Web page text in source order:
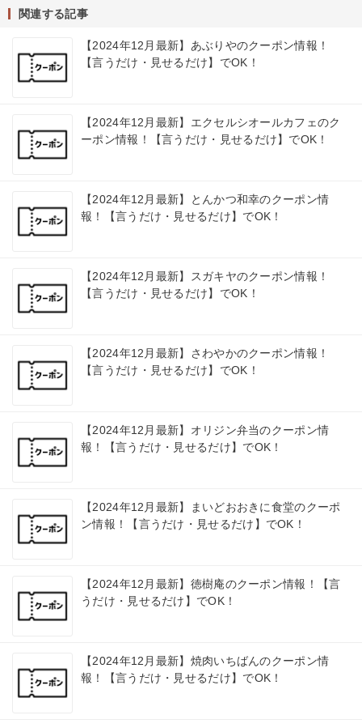
関連する記事
【2024年12月最新】あぶりやのクーポン情報！
【言うだけ・見せるだけ】でOK！
【2024年12月最新】エクセルシオールカフェのク
ーポン情報！【言うだけ・見せるだけ】でOK！
【2024年12月最新】とんかつ和幸のクーポン情
報！【言うだけ・見せるだけ】でOK！
【2024年12月最新】スガキヤのクーポン情報！
【言うだけ・見せるだけ】でOK！
【2024年12月最新】さわやかのクーポン情報！
【言うだけ・見せるだけ】でOK！
【2024年12月最新】オリジン弁当のクーポン情
報！【言うだけ・見せるだけ】でOK！
【2024年12月最新】まいどおおきに食堂のクーポ
ン情報！【言うだけ・見せるだけ】でOK！
【2024年12月最新】徳樹庵のクーポン情報！【言
うだけ・見せるだけ】でOK！
【2024年12月最新】焼肉いちばんのクーポン情
報！【言うだけ・見せるだけ】でOK！